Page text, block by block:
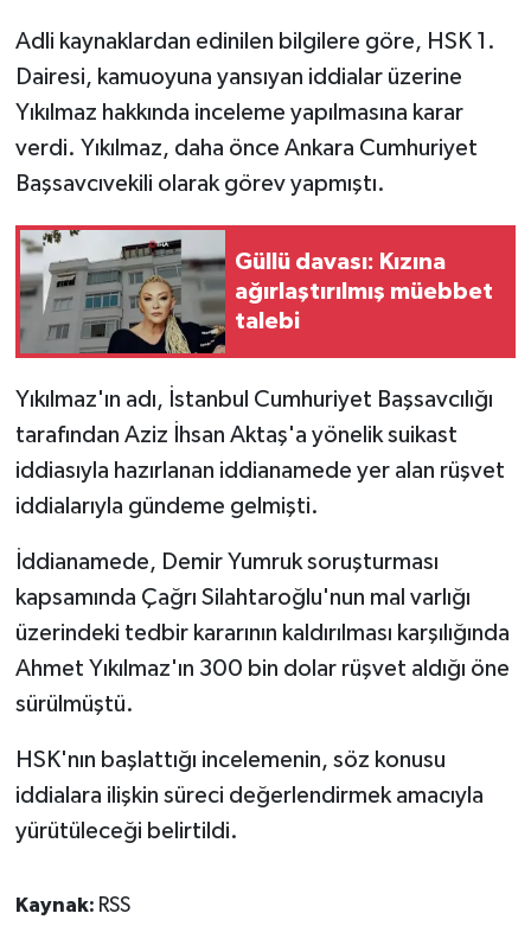
Adli kaynaklardan edinilen bilgilere göre, HSK 1.
Dairesi, kamuoyuna yansıyan iddialar üzerine
Yıkılmaz hakkında inceleme yapılmasına karar
verdi. Yıkılmaz, daha önce Ankara Cumhuriyet
Başsavcıvekili olarak görev yapmıştı.
Güllü davası: Kızına
ağırlaştırılmış müebbet
talebi
Yıkılmaz'ın adı, İstanbul Cumhuriyet Başsavcılığı
tarafından Aziz İhsan Aktaş'a yönelik suikast
iddiasıyla hazırlanan iddianamede yer alan rüşvet
iddialarıyla gündeme gelmişti.
İddianamede, Demir Yumruk soruşturması
kapsamında Çağrı Silahtaroğlu'nun mal varlığı
üzerindeki tedbir kararının kaldırılması karşılığında
Ahmet Yıkılmaz'ın 300 bin dolar rüşvet aldığı öne
sürülmüştü.
HSK'nın başlattığı incelemenin, söz konusu
iddialara ilişkin süreci değerlendirmek amacıyla
yürütüleceği belirtildi.
Kaynak: RSS